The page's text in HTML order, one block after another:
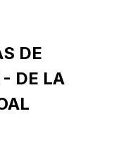
DE
DE LA